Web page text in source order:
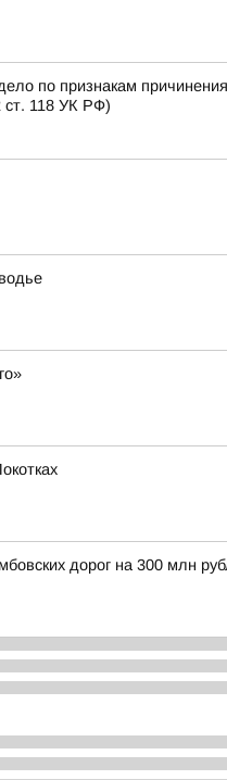
по признакам
ст. 118 УК РФ)
дорог на 300 млн